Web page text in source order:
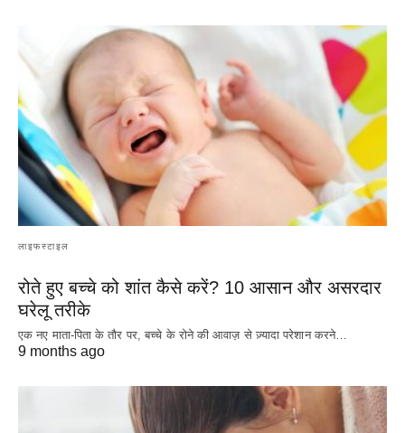
लाइफस्टाइल
रोते हुए बच्चे को शांत कैसे करें? 10 आसान और असरदार
घरेलू तरीके
एक नए माता-पिता के तौर पर, बच्चे के रोने की आवाज़ से ज़्यादा परेशान करने…
9 months ago